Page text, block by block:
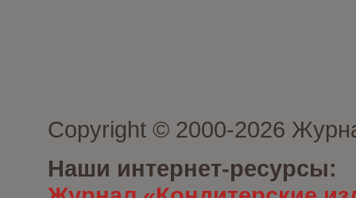
Copyright © 2000-2026
Наши интернет-ресурсы: